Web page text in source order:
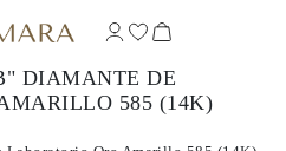
DIAMANTE DE
585 (14K)